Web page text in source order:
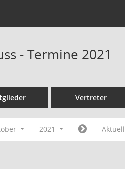
- Termine 2021
Vertreter
2021 Aktuell